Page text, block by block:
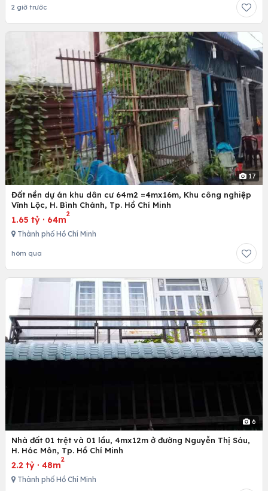
2 giờ trước
17
Đất nền dự án khu dân cư 64m2 =4mx16m, Khu công nghiệp
Vĩnh Lộc, H. Bình Chánh, Tp. Hồ Chí Minh
1.65 tỷ · 64m
2
Thành phố Hồ Chí Minh
hôm qua
6
Nhà đất 01 trệt và 01 lầu, 4mx12m ở đường Nguyễn Thị Sáu,
H. Hóc Môn, Tp. Hồ Chí Minh
2.2 tỷ · 48m
2
Thành phố Hồ Chí Minh